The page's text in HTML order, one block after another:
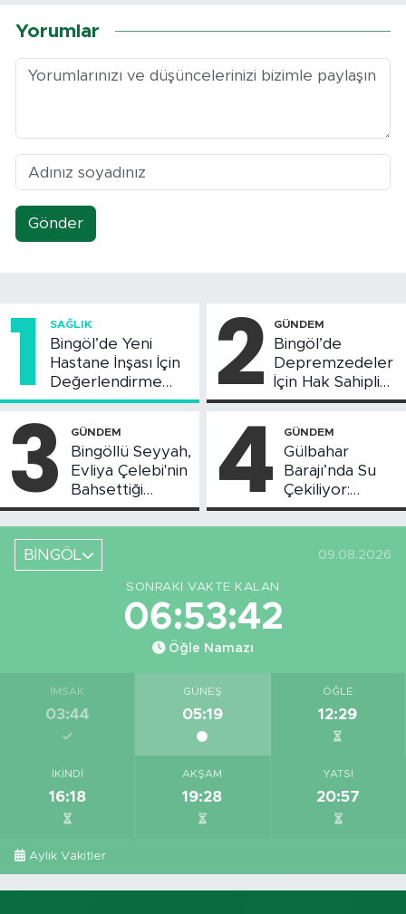
Yorumlar
Gönder
1 SAĞLIK
Bingöl’de Yeni
Hastane İnşası İçin
Değerlendirme
Toplantısı Yapıldı
2 GÜNDEM
Bingöl’de
Depremzedeler
İçin Hak Sahipliği
Askı Süreci
3 GÜNDEM
Bingöllü Seyyah,
Evliya Çelebi'nin
Bahsettiği
Bingöl'deki O
Yeri Görüntüledi
4 GÜNDEM
Gülbahar
Barajı’nda Su
Çekiliyor:
Piknikçi Sayısı
Azaldı
BİNGÖL
09.08.2026
SONRAKI VAKTE KALAN
06:53:41
Öğle Namazı
İMSAK
03:44
GÜNEŞ
05:19
ÖĞLE
12:29
İKINDI
16:18
AKŞAM
19:28
YATSI
20:57
Aylık Vakitler